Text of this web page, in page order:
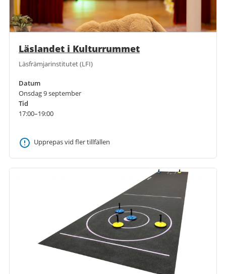
Läslandet i Kulturrummet
Läsfrämjarinstitutet (LFI)
Datum
Onsdag 9 september
Tid
17:00–19:00
Upprepas vid fler tillfällen